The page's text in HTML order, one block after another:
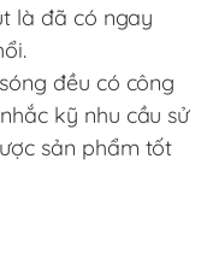
là đã có ngay
đều có công
kỹ nhu cầu sử
sản phẩm tốt